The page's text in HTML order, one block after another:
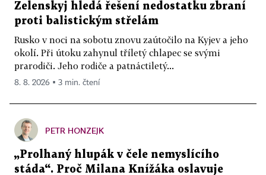
Zelenskyj hledá řešení nedostatku zbraní
proti balistickým střelám
Rusko v noci na sobotu znovu zaútočilo na Kyjev a jeho
okolí. Při útoku zahynul tříletý chlapec se svými
prarodiči. Jeho rodiče a patnáctiletý...
8. 8. 2026 ▪ 3 min. čtení
PETR HONZEJK
„Prolhaný hlupák v čele nemyslícího
stáda“. Proč Milana Knížáka oslavuje